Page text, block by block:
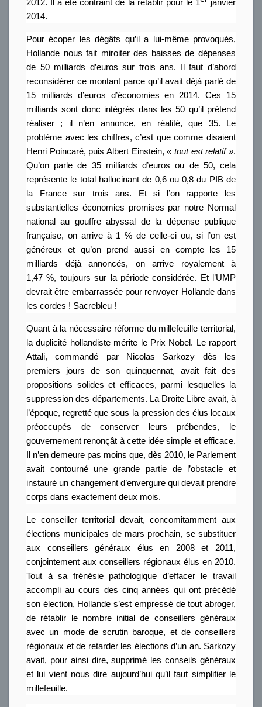
2012. Il a été contraint de la rétablir pour le 1
janvier
2014.
Pour écoper les dégâts qu’il a lui-même provoqués,
Hollande nous fait miroiter des baisses de dépenses
de 50 milliards d’euros sur trois ans. Il faut d’abord
reconsidérer ce montant parce qu’il avait déjà parlé de
15 milliards d’euros d’économies en 2014. Ces 15
milliards sont donc intégrés dans les 50 qu’il prétend
réaliser ; il n’en annonce, en réalité, que 35. Le
problème avec les chiffres, c’est que comme disaient
Henri Poincaré, puis Albert Einstein,« tout est relatif ».
Qu’on parle de 35 milliards d’euros ou de 50, cela
représente le total hallucinant de 0,6 ou 0,8 du PIB de
la France sur trois ans. Et si l’on rapporte les
substantielles économies promises par notre Normal
national au gouffre abyssal de la dépense publique
française, on arrive à 1 % de celle-ci ou, si l’on est
généreux et qu’on prend aussi en compte les 15
milliards déjà annoncés, on arrive royalement à
1,47 %, toujours sur la période considérée. Et l’UMP
devrait être embarrassée pour renvoyer Hollande dans
les cordes ! Sacrebleu !
Quant à la nécessaire réforme du millefeuille territorial,
la duplicité hollandiste mérite le Prix Nobel. Le rapport
Attali, commandé par Nicolas Sarkozy dès les
premiers jours de son quinquennat, avait fait des
propositions solides et efficaces, parmi lesquelles la
suppression des départements. La Droite Libre avait, à
l’époque, regretté que sous la pression des élus locaux
préoccupés de conserver leurs prébendes, le
gouvernement renonçât à cette idée simple et efficace.
Il n’en demeure pas moins que, dès 2010, le Parlement
avait contourné une grande partie de l’obstacle et
instauré un changement d’envergure qui devait prendre
corps dans exactement deux mois.
Le conseiller territorial devait, concomitamment aux
élections municipales de mars prochain, se substituer
aux conseillers généraux élus en 2008 et 2011,
conjointement aux conseillers régionaux élus en 2010.
Tout à sa frénésie pathologique d’effacer le travail
accompli au cours des cinq années qui ont précédé
son élection, Hollande s’est empressé de tout abroger,
de rétablir le nombre initial de conseillers généraux
avec un mode de scrutin baroque, et de conseillers
régionaux et de retarder les élections d’un an. Sarkozy
avait, pour ainsi dire, supprimé les conseils généraux
et lui vient nous dire aujourd’hui qu’il faut simplifier le
millefeuille.